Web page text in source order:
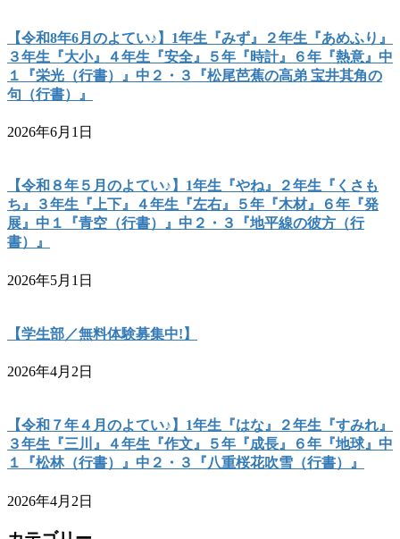
【令和8年6月のよてい♪】1年生『みず』２年生『あめふり』
３年生『大小』４年生『安全』５年『時計』６年『熱意』中
１『栄光（行書）』中２・３『松尾芭蕉の高弟 宝井其角の
句（行書）』
2026年6月1日
【令和８年５月のよてい♪】1年生『やね』２年生『くさも
ち』３年生『上下』４年生『左右』５年『木材』６年『発
展』中１『青空（行書）』中２・３『地平線の彼方（行
書）』
2026年5月1日
【学生部／無料体験募集中!】
2026年4月2日
【令和７年４月のよてい♪】1年生『はな』２年生『すみれ』
３年生『三川』４年生『作文』５年『成長』６年『地球』中
１『松林（行書）』中２・３『八重桜花吹雪（行書）』
2026年4月2日